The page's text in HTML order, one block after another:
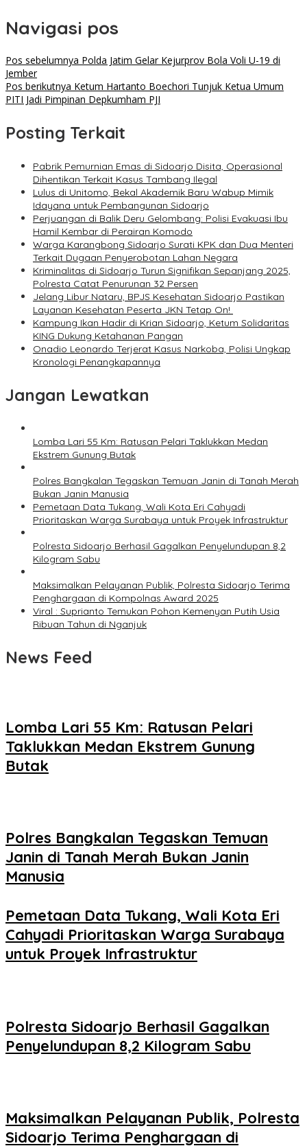
Navigasi pos
Pos sebelumnya Polda Jatim Gelar Kejurprov Bola Voli U-19 di
Jember
Pos berikutnya Ketum Hartanto Boechori Tunjuk Ketua Umum
PITI Jadi Pimpinan Depkumham PJI
Posting Terkait
Pabrik Pemurnian Emas di Sidoarjo Disita, Operasional
Dihentikan Terkait Kasus Tambang Ilegal
Lulus di Unitomo, Bekal Akademik Baru Wabup Mimik
Idayana untuk Pembangunan Sidoarjo
Perjuangan di Balik Deru Gelombang: Polisi Evakuasi Ibu
Hamil Kembar di Perairan Komodo
Warga Karangbong Sidoarjo Surati KPK dan Dua Menteri
Terkait Dugaan Penyerobotan Lahan Negara
Kriminalitas di Sidoarjo Turun Signifikan Sepanjang 2025,
Polresta Catat Penurunan 32 Persen
Jelang Libur Nataru, BPJS Kesehatan Sidoarjo Pastikan
Layanan Kesehatan Peserta JKN Tetap On!
Kampung Ikan Hadir di Krian Sidoarjo, Ketum Solidaritas
KING Dukung Ketahanan Pangan
Onadio Leonardo Terjerat Kasus Narkoba, Polisi Ungkap
Kronologi Penangkapannya
Jangan Lewatkan
Lomba Lari 55 Km: Ratusan Pelari Taklukkan Medan
Ekstrem Gunung Butak
Polres Bangkalan Tegaskan Temuan Janin di Tanah Merah
Bukan Janin Manusia
Pemetaan Data Tukang, Wali Kota Eri Cahyadi
Prioritaskan Warga Surabaya untuk Proyek Infrastruktur
Polresta Sidoarjo Berhasil Gagalkan Penyelundupan 8,2
Kilogram Sabu
Maksimalkan Pelayanan Publik, Polresta Sidoarjo Terima
Penghargaan di Kompolnas Award 2025
Viral : Suprianto Temukan Pohon Kemenyan Putih Usia
Ribuan Tahun di Nganjuk
News Feed
Lomba Lari 55 Km: Ratusan Pelari
Taklukkan Medan Ekstrem Gunung
Butak
Polres Bangkalan Tegaskan Temuan
Janin di Tanah Merah Bukan Janin
Manusia
Pemetaan Data Tukang, Wali Kota Eri
Cahyadi Prioritaskan Warga Surabaya
untuk Proyek Infrastruktur
Polresta Sidoarjo Berhasil Gagalkan
Penyelundupan 8,2 Kilogram Sabu
Maksimalkan Pelayanan Publik, Polresta
Sidoarjo Terima Penghargaan di